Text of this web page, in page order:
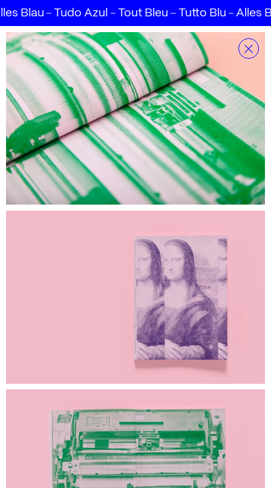
Azul Tout Bleu Tutto Blu Alles Blau Alle